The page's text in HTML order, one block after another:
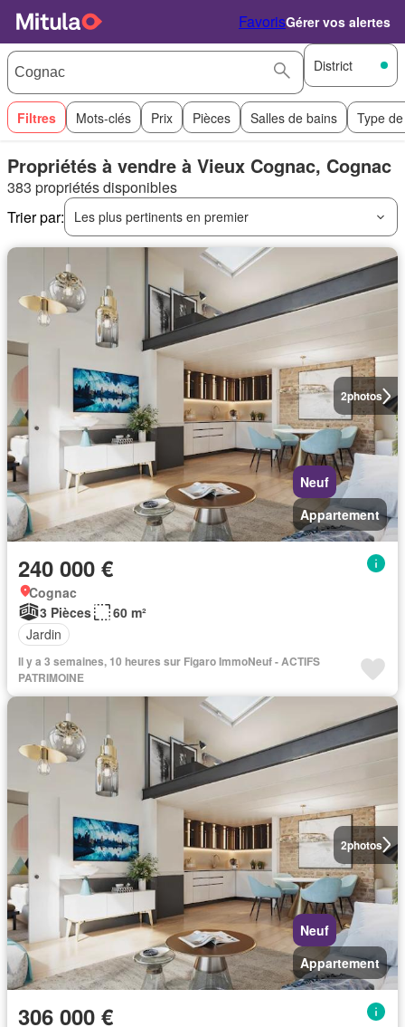
FavorisGérer vos alertes
District
Filtres Mots-clés Prix Pièces Salles de bains Type
Propriétés à vendre à Vieux Cognac, Cognac
383 propriétés disponibles
Trier par:
Les plus pertinents en premier
2photos
Neuf
Appartement
240 000 €
Cognac
3 Pièces
60 m²
Jardin
Il y a 3 semaines, 10 heures sur Figaro ImmoNeuf - ACTIFS
PATRIMOINE
2photos
Neuf
Appartement
306 000 €